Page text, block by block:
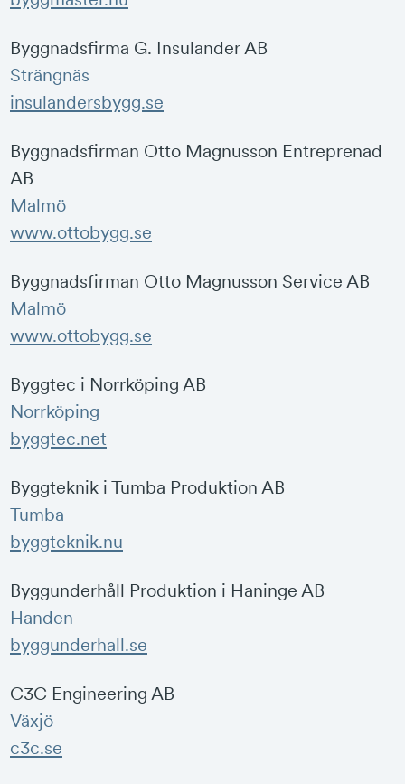
Byggnadsfirma G. Insulander AB
Strängnäs
insulandersbygg.se
Byggnadsfirman Otto Magnusson Entreprenad
AB
Malmö
www.ottobygg.se
Byggnadsfirman Otto Magnusson Service AB
Malmö
www.ottobygg.se
Byggtec i Norrköping AB
Norrköping
byggtec.net
Byggteknik i Tumba Produktion AB
Tumba
byggteknik.nu
Byggunderhåll Produktion i Haninge AB
Handen
byggunderhall.se
C3C Engineering AB
Växjö
c3c.se